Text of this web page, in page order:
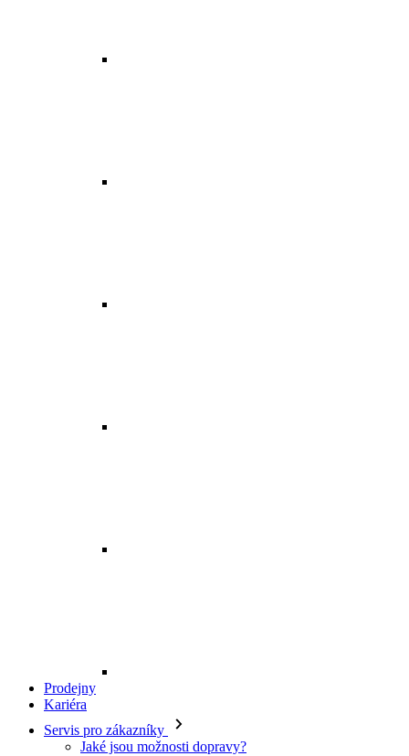
Mohu zboží vyměnit?
Jak vrátím svou objednávku?
Kdy budu mít peníze zpět?
Jak mohu zboží reklamovat?
Odstoupení od smlouvy